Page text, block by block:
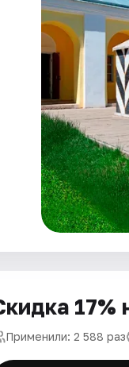
17%
Применили: 2 588 раз